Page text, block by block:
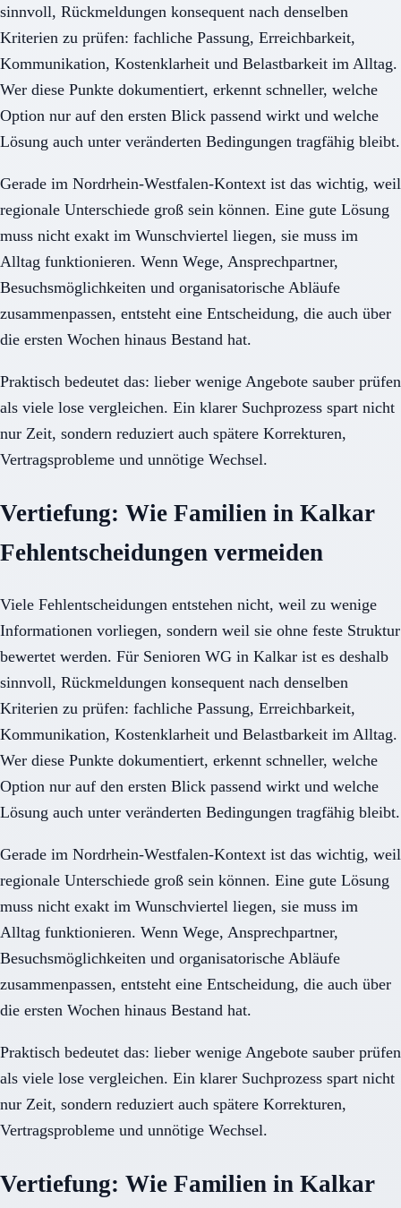
sinnvoll, Rückmeldungen konsequent nach denselben
Kriterien zu prüfen: fachliche Passung, Erreichbarkeit,
Kommunikation, Kostenklarheit und Belastbarkeit im Alltag.
Wer diese Punkte dokumentiert, erkennt schneller, welche
Option nur auf den ersten Blick passend wirkt und welche
Lösung auch unter veränderten Bedingungen tragfähig bleibt.
Gerade im Nordrhein-Westfalen-Kontext ist das wichtig, weil
regionale Unterschiede groß sein können. Eine gute Lösung
muss nicht exakt im Wunschviertel liegen, sie muss im
Alltag funktionieren. Wenn Wege, Ansprechpartner,
Besuchsmöglichkeiten und organisatorische Abläufe
zusammenpassen, entsteht eine Entscheidung, die auch über
die ersten Wochen hinaus Bestand hat.
Praktisch bedeutet das: lieber wenige Angebote sauber prüfen
als viele lose vergleichen. Ein klarer Suchprozess spart nicht
nur Zeit, sondern reduziert auch spätere Korrekturen,
Vertragsprobleme und unnötige Wechsel.
Vertiefung: Wie Familien in Kalkar
Fehlentscheidungen vermeiden
Viele Fehlentscheidungen entstehen nicht, weil zu wenige
Informationen vorliegen, sondern weil sie ohne feste Struktur
bewertet werden. Für Senioren WG in Kalkar ist es deshalb
sinnvoll, Rückmeldungen konsequent nach denselben
Kriterien zu prüfen: fachliche Passung, Erreichbarkeit,
Kommunikation, Kostenklarheit und Belastbarkeit im Alltag.
Wer diese Punkte dokumentiert, erkennt schneller, welche
Option nur auf den ersten Blick passend wirkt und welche
Lösung auch unter veränderten Bedingungen tragfähig bleibt.
Gerade im Nordrhein-Westfalen-Kontext ist das wichtig, weil
regionale Unterschiede groß sein können. Eine gute Lösung
muss nicht exakt im Wunschviertel liegen, sie muss im
Alltag funktionieren. Wenn Wege, Ansprechpartner,
Besuchsmöglichkeiten und organisatorische Abläufe
zusammenpassen, entsteht eine Entscheidung, die auch über
die ersten Wochen hinaus Bestand hat.
Praktisch bedeutet das: lieber wenige Angebote sauber prüfen
als viele lose vergleichen. Ein klarer Suchprozess spart nicht
nur Zeit, sondern reduziert auch spätere Korrekturen,
Vertragsprobleme und unnötige Wechsel.
Vertiefung: Wie Familien in Kalkar